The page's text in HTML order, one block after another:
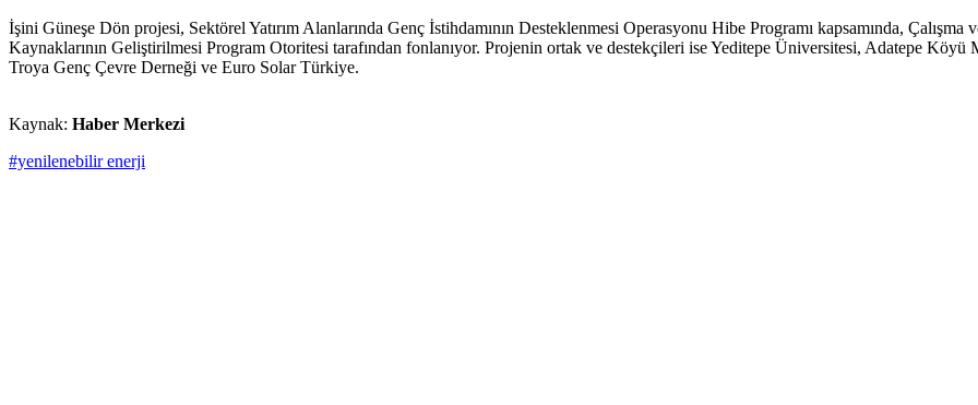
İşini Güneşe Dön projesi, Sektörel Yatırım Alanlarında Genç İstihdamının Desteklenmesi Operasyonu Hibe Programı kapsamında,
Kaynaklarının Geliştirilmesi Program Otoritesi tarafından fonlanıyor. Projenin ortak ve destekçileri ise Yeditepe Üniversitesi, Adatepe
Troya Genç Çevre Derneği ve Euro Solar Türkiye.
Kaynak: Haber Merkezi
#yenilenebilir enerji